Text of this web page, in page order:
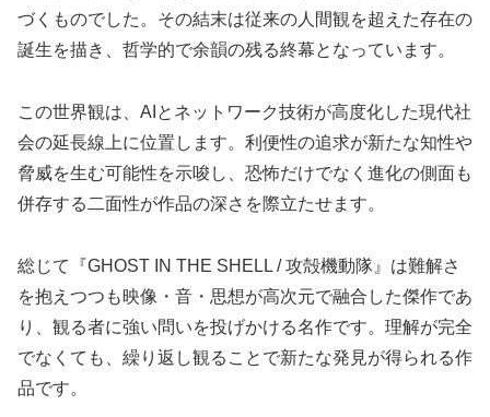
づくものでした。その結末は従来の人間観を超えた存在の
誕生を描き、哲学的で余韻の残る終幕となっています。
この世界観は、AIとネットワーク技術が高度化した現代社
会の延長線上に位置します。利便性の追求が新たな知性や
脅威を生む可能性を示唆し、恐怖だけでなく進化の側面も
併存する二面性が作品の深さを際立たせます。
総じて『GHOST IN THE SHELL / 攻殻機動隊』は難解さ
を抱えつつも映像・音・思想が高次元で融合した傑作であ
り、観る者に強い問いを投げかける名作です。理解が完全
でなくても、繰り返し観ることで新たな発見が得られる作
品です。